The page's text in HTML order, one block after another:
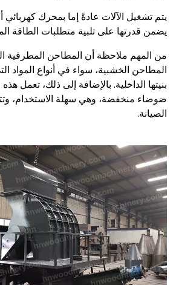
يتم تشغيل الآلات عادةً إما بمحرك
يضمن قدرتها على تلبية متطلبات الطاقة
من المهم ملاحظة أن المطاحن المطرقية
المطاحن الخشبية، سواء في أنواع المواد
بنيتها الداخلية. بالإضافة إلى ذلك، تعمل
ضوضاء منخفضة، وهي سهلة الاستخدام،
الصيانة.